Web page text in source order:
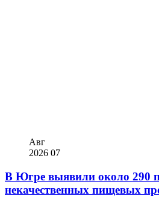
Авг
2026 07
В Югре выявили около 290
некачественных пищевых